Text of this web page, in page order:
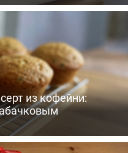
из кофейни: